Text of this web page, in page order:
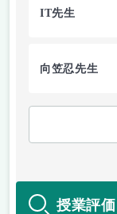
IT先生
向笠忍先生
授業評